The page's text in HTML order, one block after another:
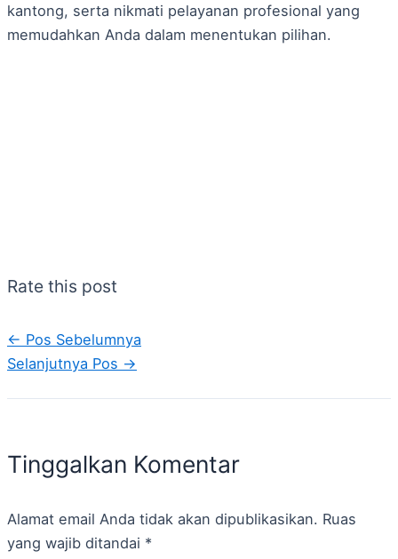
kantong, serta nikmati pelayanan profesional yang
memudahkan Anda dalam menentukan pilihan.
Rate this post
← Pos Sebelumnya
Selanjutnya Pos →
Tinggalkan Komentar
Alamat email Anda tidak akan dipublikasikan. Ruas
yang wajib ditandai *